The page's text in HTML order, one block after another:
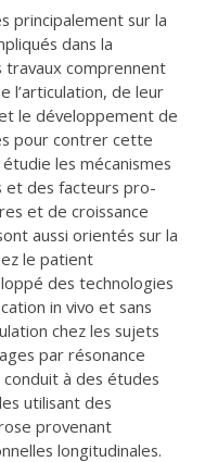
principalement sur la
dans la
travaux comprennent
l’articulation, de leur
le développement de
pour contrer cette
les mécanismes
et des facteurs pro-
et de croissance
aussi orientés sur la
le patient
des technologies
in vivo et sans
chez les sujets
par résonance
à des études
utilisant des
provenant
longitudinales.